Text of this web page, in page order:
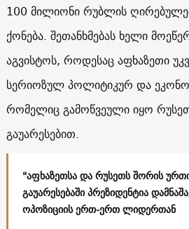
100 მილიონი რუბლის
ქონება. შეთანხმებას ხელი
აგვისტოს, როდესაც აფხაზეთი
სერიოზულ პოლიტიკურ და
რომელიც გამოწვეული იყო
გაუარესებით.
"აფხაზეთსა და რუსეთს შორის
გაუარესებაში პრეზიდენტია
ოპოზიციის ერთ-ერთ ლიდერთან